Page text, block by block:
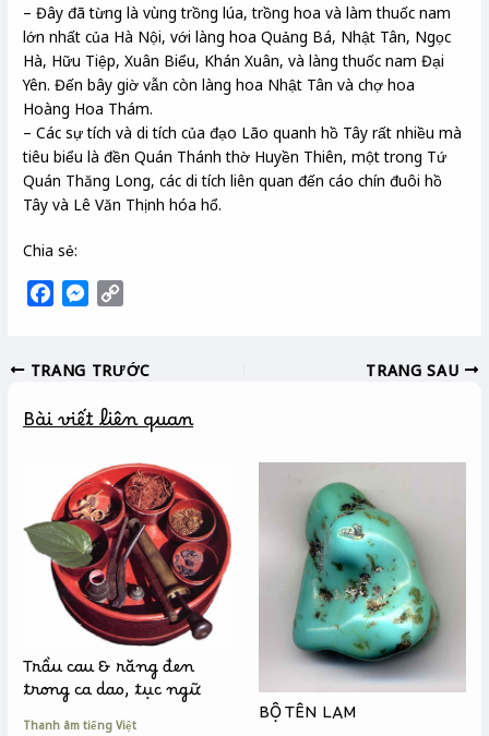
– Đây đã từng là vùng trồng lúa, trồng hoa và làm thuốc nam
lớn nhất của Hà Nội, với làng hoa Quảng Bá, Nhật Tân, Ngọc
Hà, Hữu Tiệp, Xuân Biểu, Khán Xuân, và làng thuốc nam Đại
Yên. Đến bây giờ vẫn còn làng hoa Nhật Tân và chợ hoa
Hoàng Hoa Thám.
– Các sự tích và di tích của đạo Lão quanh hồ Tây rất nhiều mà
tiêu biểu là đền Quán Thánh thờ Huyền Thiên, một trong Tứ
Quán Thăng Long, các di tích liên quan đến cáo chín đuôi hồ
Tây và Lê Văn Thịnh hóa hổ.
Chia sẻ:
e
o
M
s
n
e
r
y
i
k
TRANG TRƯỚC TRANG SAU
Bài viết liên quan
Trầu cau & răng đen
trong ca dao, tục ngữ
Thanh âm tiếng Việt BỘ TÊN LAM